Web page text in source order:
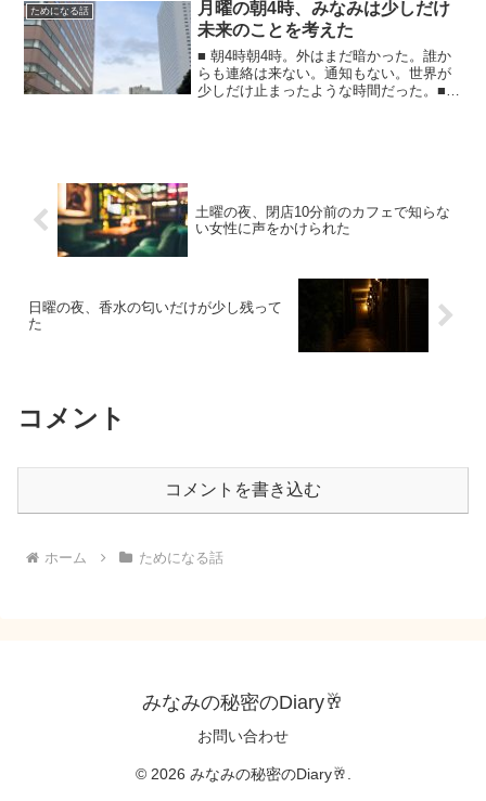
不安このままでいい...
ためになる話
月曜の朝4時、みなみは少しだけ
未来のことを考えた
■ 朝4時朝4時。外はまだ暗かった。誰か
らも連絡は来ない。通知もない。世界が
少しだけ止まったような時間だった。■
土曜の夜、閉店10分前のカフェで知らな
い女性に声をかけられた
日曜の夜、香水の匂いだけが少し残って
た
コメント
コメントを書き込む
ホーム ためになる話
みなみの秘密のDiary🥂
お問い合わせ
© 2026 みなみの秘密のDiary🥂.